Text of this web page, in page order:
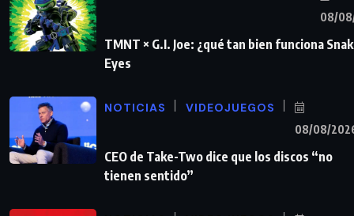
08/
TMNT × G.I. Joe: ¿qué tan bien funciona
Eyes
NOTICIAS VIDEOJUEGOS
08/08/
CEO de Take-Two dice que los discos “no
tienen sentido”